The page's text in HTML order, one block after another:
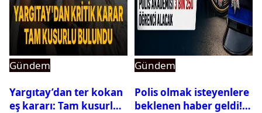
Gündem
Yargıtay’dan ter kokan
eş kararı: Tam kusurlu
Gündem
Polis olmak isteyenlere
beklenen haber geldi!